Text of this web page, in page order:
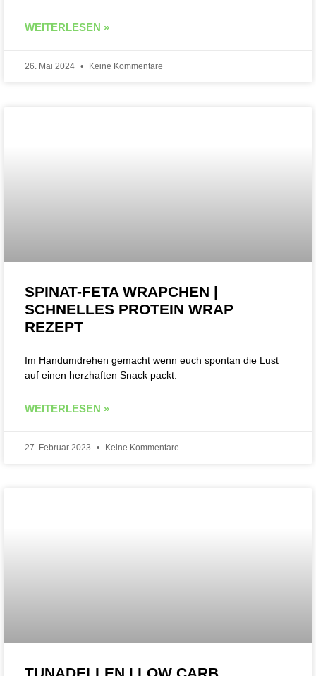
WEITERLESEN »
26. Mai 2024 Keine Kommentare
SPINAT-FETA WRAPCHEN |
SCHNELLES PROTEIN WRAP
REZEPT
Im Handumdrehen gemacht wenn euch spontan die Lust
auf einen herzhaften Snack packt.
WEITERLESEN »
27. Februar 2023 Keine Kommentare